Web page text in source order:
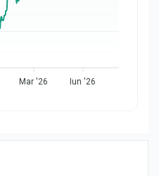
Mar '26 Iun '26